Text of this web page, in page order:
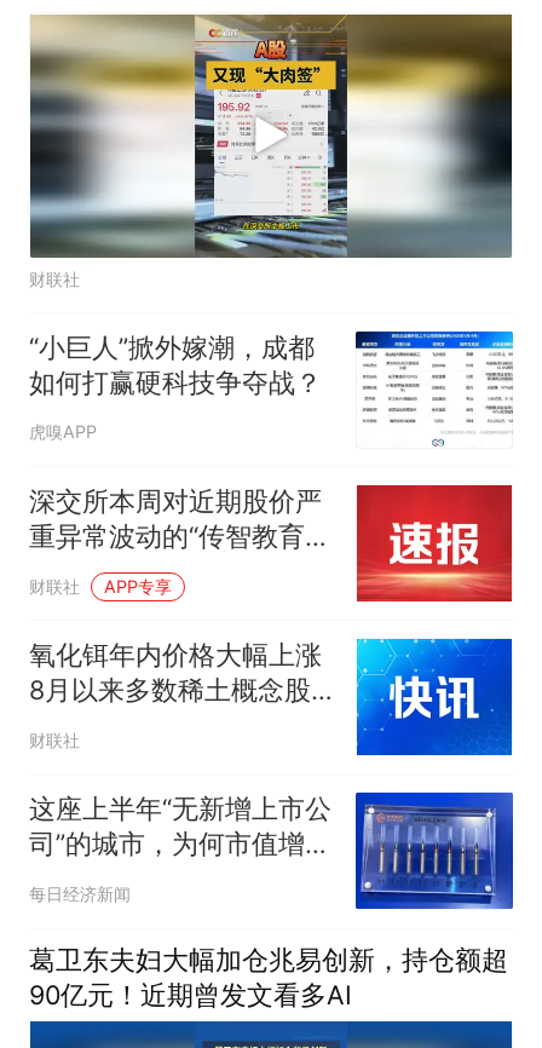
财联社
“小巨人”掀外嫁潮，成都
如何打赢硬科技争夺战？
虎嗅APP
深交所本周对近期股价严
重异常波动的“传智教育”
“高争民爆”进行重点监控
财联社 APP专享
氧化铒年内价格大幅上涨
8月以来多数稀土概念股
获资金加仓
财联社
这座上半年“无新增上市公
司”的城市，为何市值增幅
领跑全国？
每日经济新闻
葛卫东夫妇大幅加仓兆易创新，持仓额超
90亿元！近期曾发文看多AI